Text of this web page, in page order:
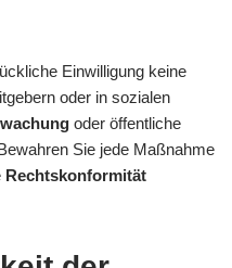
Einwilligung keine
oder in sozialen
oder öffentliche
Sie jede Maßnahme
Rechtskonformität